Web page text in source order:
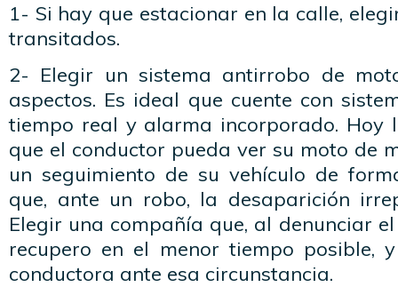
1- Si hay que estacionar en la calle,
transitados.
2- Elegir un sistema antirrobo de
aspectos. Es ideal que cuente con
tiempo real y alarma incorporado. Hoy
que el conductor pueda ver su moto de
un seguimiento de su vehículo de
que, ante un robo, la desaparición
Elegir una compañía que, al denunciar
recupero en el menor tiempo posible,
conductora ante esa circunstancia.